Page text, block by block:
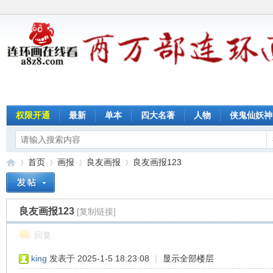
权限开通 最新 单本 四大名著 人物 侠鬼仙妖神
»
首页
›
画报
›
良友画报 良友画报123
良友画报123 [复制链接]
回复
king 发表于 2025-1-5 18:23:08 | 显示全部楼层